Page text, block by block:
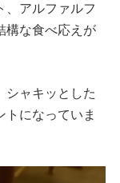
、アルファルフ
構な食べ応えが
シャキッとした
になっていま